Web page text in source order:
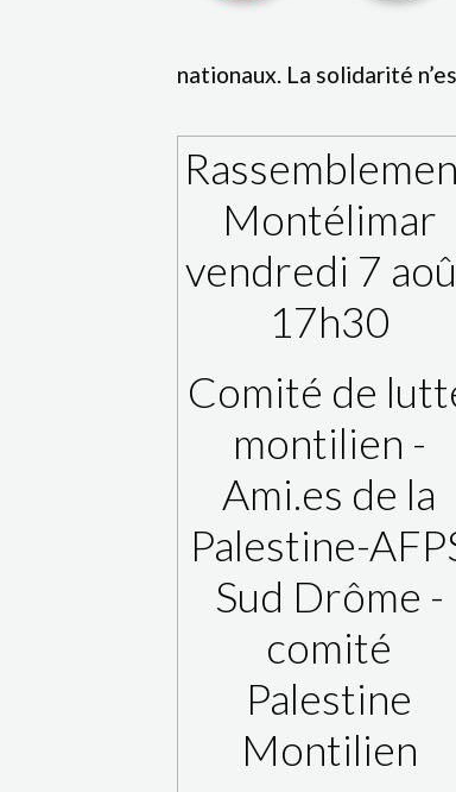
nationaux. La solidarité n’est pas un
Montélimar
vendredi 7
17h30
Comité de
montilien -
Ami.es de la
Palestine-
Sud Drôme -
comité
Palestine
Montilien